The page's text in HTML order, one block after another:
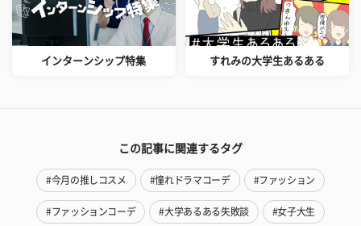
インターンシップ特集 すれみの大学生あるある
この記事に関連するタグ
#今月の推しコスメ #憧れドラマコーデ #ファッション
#ファッションコーデ #大学あるある失敗談 #女子大生